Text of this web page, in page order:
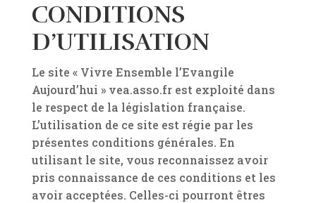
CONDITIONS
D’UTILISATION
Le site « Vivre Ensemble l’Evangile
Aujourd’hui » vea.asso.fr est exploité dans
le respect de la législation française.
L’utilisation de ce site est régie par les
présentes conditions générales. En
utilisant le site, vous reconnaissez avoir
pris connaissance de ces conditions et les
avoir acceptées. Celles-ci pourront êtres